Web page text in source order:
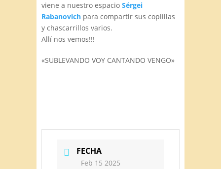
viene a nuestro espacio Sérgei
Rabanovich para compartir sus coplillas
y chascarrillos varios.
Allí nos vemos!!!
«SUBLEVANDO VOY CANTANDO VENGO»
FECHA
Feb 15 2025